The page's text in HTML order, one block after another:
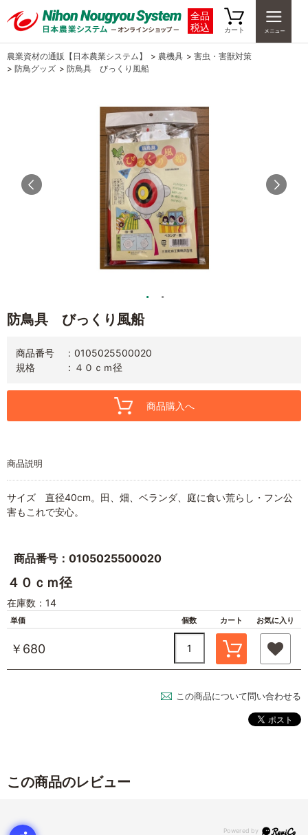
全品
税込
カート
農業資材の通販【日本農業システム】 > 農機具 > 害虫・害獣対策
> 防鳥グッズ > 防鳥具 びっくり風船
防鳥具 びっくり風船
商品番号
0105025500020
規格
４０ｃｍ径
商品購入へ
商品説明
サイズ 直径40cm。田、畑、ベランダ、庭に食い荒らし・フン公
害もこれで安心。
商品番号：0105025500020
４０ｃｍ径
在庫数：14
単価 個数 カート お気に入り
￥680
この商品について問い合わせる
この商品のレビュー